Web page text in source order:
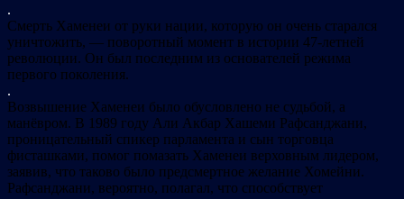
.
Смерть Хаменеи от руки нации, которую он очень старался
уничтожить, — поворотный момент в истории 47-летней
революции. Он был последним из основателей режима
первого поколения.
.
Возвышение Хаменеи было обусловлено не судьбой, а
манёвром. В 1989 году Али Акбар Хашеми Рафсанджани,
проницательный спикер парламента и сын торговца
фисташками, помог помазать Хаменеи верховным лидером,
заявив, что таково было предсмертное желание Хомейни.
Рафсанджани, вероятно, полагал, что способствует